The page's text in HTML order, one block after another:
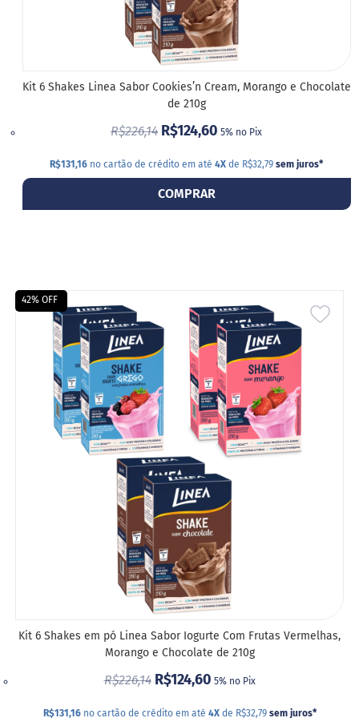
Kit 6 Shakes Linea Sabor Cookies’n Cream, Morango e Chocolate
de 210g
R$226,14 R$124,60 5% no Pix
R$131,16 no cartão de crédito em até4X de R$32,79 sem juros*
COMPRAR
42% OFF
Kit 6 Shakes em pó Linea Sabor Iogurte Com Frutas Vermelhas,
Morango e Chocolate de 210g
R$226,14 R$124,60 5% no Pix
R$131,16no cartão de crédito em até 4Xde R$32,79 sem juros*